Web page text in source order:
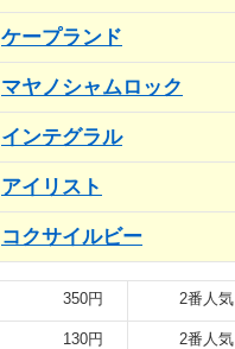
ケープランド
マヤノシャムロック
インテグラル
アイリスト
コクサイルビー
350円 2番人気
130円
2番人気